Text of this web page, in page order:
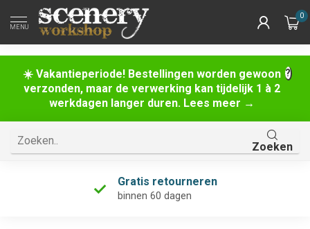
☀️ Vakantieperiode! Bestellingen worden gewoon
verzonden, maar de verwerking kan tijdelijk 1 à 2
werkdagen langer duren. Lees meer →
MENU
0
Zoeken
Uniek assortiment
én de grootste van Nederland!